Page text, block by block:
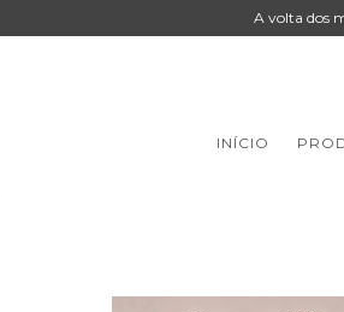
A volta dos
INÍCIO